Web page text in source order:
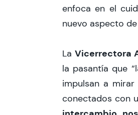
enfoca en el
nuevo aspecto
LaVicerrectora
la pasantía que
impulsan a
conectados con